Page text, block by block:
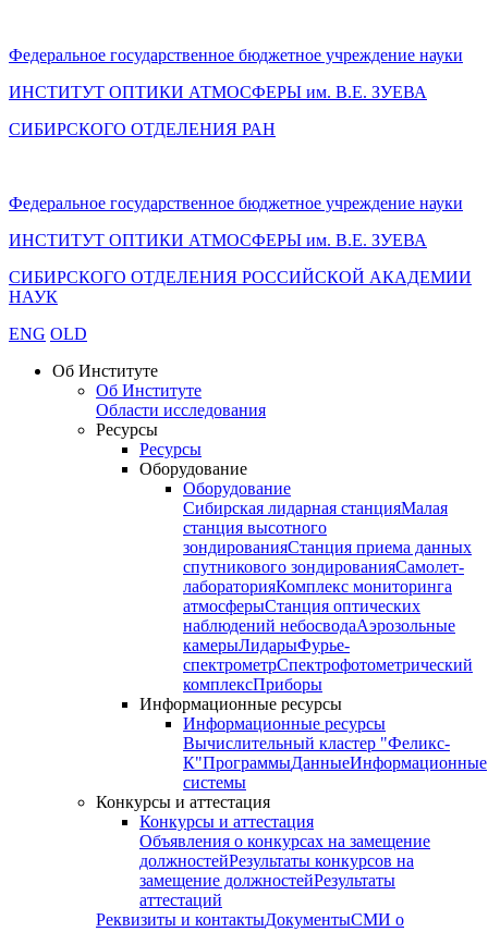
Федеральное государственное бюджетное учреждение науки
ИНСТИТУТ ОПТИКИ АТМОСФЕРЫ им. В.Е. ЗУЕВА
СИБИРСКОГО ОТДЕЛЕНИЯ РАН
Федеральное государственное бюджетное учреждение науки
ИНСТИТУТ ОПТИКИ АТМОСФЕРЫ им. В.Е. ЗУЕВА
СИБИРСКОГО ОТДЕЛЕНИЯ РОССИЙСКОЙ АКАДЕМИИ
НАУК
ENG OLD
Об Институте
Об Институте
Области исследования
Ресурсы
Ресурсы
Оборудование
Оборудование
Сибирская лидарная станцияМалая
станция высотного
зондированияСтанция приема данных
спутникового зондированияСамолет-
лабораторияКомплекс мониторинга
атмосферыСтанция оптических
наблюдений небосводаАэрозольные
камерыЛидарыФурье-
спектрометрСпектрофотометрический
комплексПриборы
Информационные ресурсы
Информационные ресурсы
Вычислительный кластер "Феликс-
К"ПрограммыДанныеИнформационные
системы
Конкурсы и аттестация
Конкурсы и аттестация
Объявления о конкурсах на замещение
должностейРезультаты конкурсов на
замещение должностейРезультаты
аттестаций
Реквизиты и контактыДокументыСМИ о